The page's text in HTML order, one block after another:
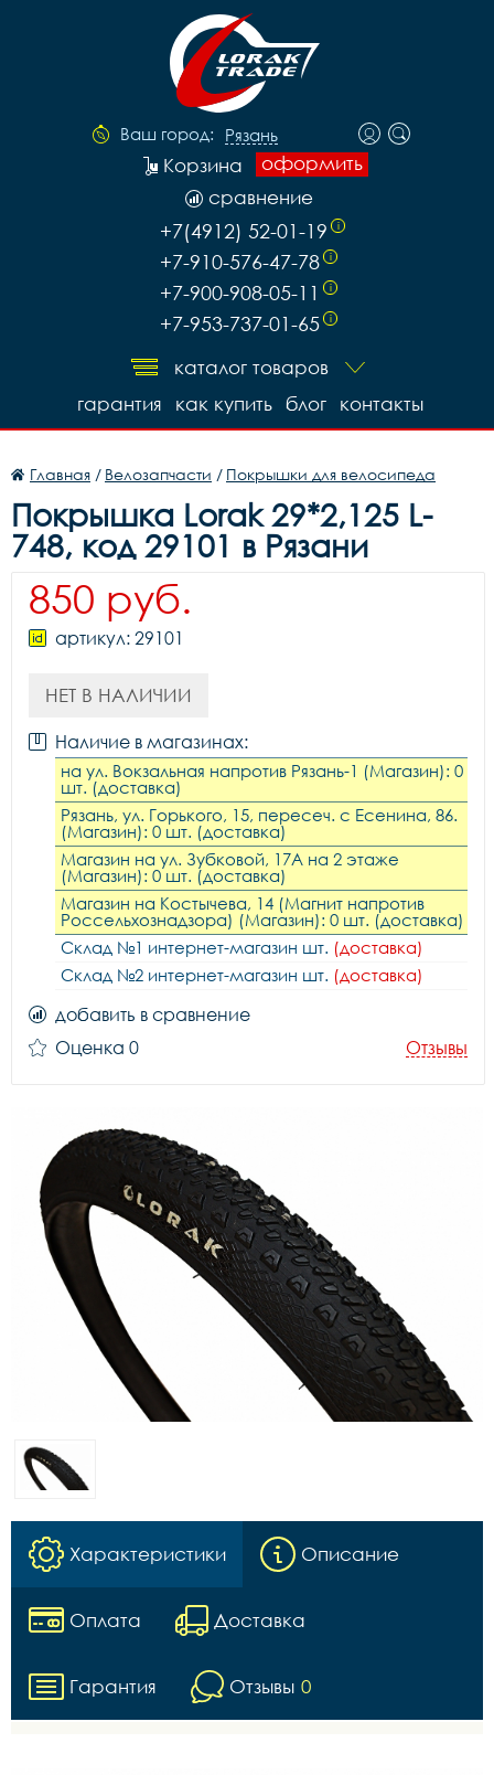
Ваш город: Рязань
оформить
Корзина
сравнение
+7(4912) 52-01-19 i
+7-910-576-47-78 i
+7-900-908-05-11 i
+7-953-737-01-65 i
каталог товаров
контакты
блог
как купить
гарантия
Главная / Велозапчасти / Покрышки для велосипеда
Покрышка Lorak 29*2,125 L-
748, код 29101 в Рязани
850 руб.
артикул: 29101
НЕТ В НАЛИЧИИ
Наличие в магазинах:
на ул. Вокзальная напротив Рязань-1 (Магазин): 0
шт. (доставка)
Рязань, ул. Горького, 15, пересеч. с Есенина, 86.
(Магазин): 0 шт. (доставка)
Магазин на ул. Зубковой, 17А на 2 этаже
(Магазин): 0 шт. (доставка)
Магазин на Костычева, 14 (Магнит напротив
Россельхознадзора) (Магазин): 0 шт. (доставка)
Склад №1 интернет-магазин шт. (доставка)
Склад №2 интернет-магазин шт. (доставка)
добавить в сравнение
Оценка 0
Отзывы
Характеристики Описание
Оплата Доставка
Гарантия Отзывы 0